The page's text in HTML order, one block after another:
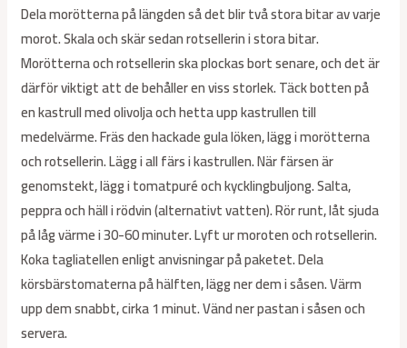
Dela morötterna på längden så det blir två stora bitar av varje
morot. Skala och skär sedan rotsellerin i stora bitar.
Morötterna och rotsellerin ska plockas bort senare, och det är
därför viktigt att de behåller en viss storlek. Täck botten på
en kastrull med olivolja och hetta upp kastrullen till
medelvärme. Fräs den hackade gula löken, lägg i morötterna
och rotsellerin. Lägg i all färs i kastrullen. När färsen är
genomstekt, lägg i tomatpuré och kycklingbuljong. Salta,
peppra och häll i rödvin (alternativt vatten). Rör runt, låt sjuda
på låg värme i 30-60 minuter. Lyft ur moroten och rotsellerin.
Koka tagliatellen enligt anvisningar på paketet. Dela
körsbärstomaterna på hälften, lägg ner dem i såsen. Värm
upp dem snabbt, cirka 1 minut. Vänd ner pastan i såsen och
servera.